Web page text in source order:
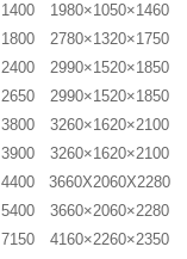
1400
1980×1050×1460
1800
2780×1320×1750
2400
2990×1520×1850
2650
2990×1520×1850
3800
3260×1620×2100
3900
3260×1620×2100
4400
3660X2060X2280
5400
3660×2060×2280
7150
4160×2260×2350